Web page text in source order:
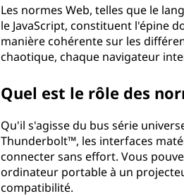
Les normes Web, telles que le
le JavaScript, constituent l'épine
manière cohérente sur les
chaotique, chaque navigateur
Quel est le rôle des
Qu'il s'agisse du bus série
Thunderbolt™, les interfaces
connecter sans effort. Vous
ordinateur portable à un
compatibilité.